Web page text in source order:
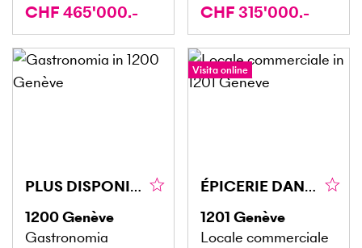
CHF 465'000.- CHF 315'000.-
PLUS DISPONIBLE PLUS DISPONIBLE
1200Genève
Gastronomia
Visita online
ÉPICERIE DANS UNE RUE PASSANTE
1201 Genève
Locale commerciale